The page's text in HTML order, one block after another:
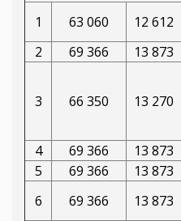
1
63 060 12 612
2
69 366 13 873
3 66 350 13 270
4 69 366 13 873
5
69 366 13 873
6
69 366 13 873